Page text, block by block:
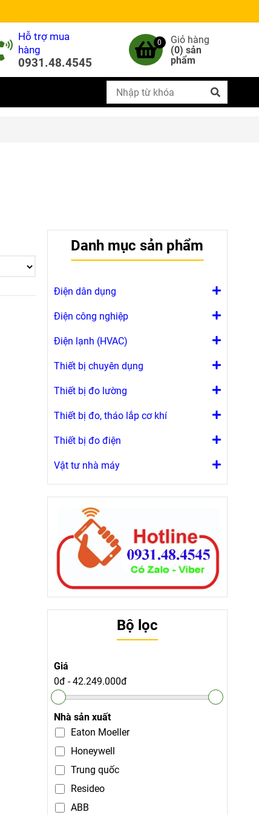
Hỗ trợ mua
hàng
0931.48.4545
0
Giỏ hàng
(0) sản
phẩm
Danh mục sản phẩm
Điện dân dụng
Điện công nghiệp
Điện lạnh (HVAC)
Thiết bị chuyên dụng
Thiết bị đo lường
Thiết bị đo, tháo lắp cơ khí
Thiết bị đo điện
Vật tư nhà máy
Bộ lọc
Giá
0đ - 42.249.000đ
Nhà sản xuất
Eaton Moeller
Honeywell
Trung quốc
Resideo
ABB